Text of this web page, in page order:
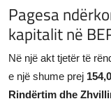
Pagesa
kapitalit në
Në një akt tjetër të
e një shume prej
Rindërtim dhe